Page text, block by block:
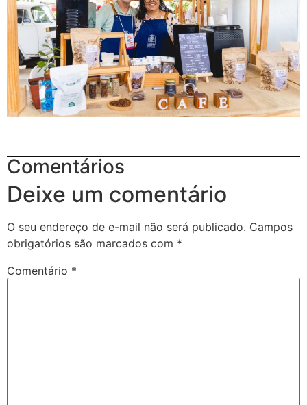
Comentários
Deixe um comentário
O seu endereço de e-mail não será publicado. Campos
obrigatórios são marcados com *
Comentário *